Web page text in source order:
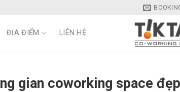
ĐỊA ĐIỂM LIÊN HỆ
gian coworking space